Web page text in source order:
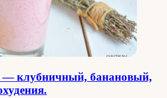
— клубничный, банановый,